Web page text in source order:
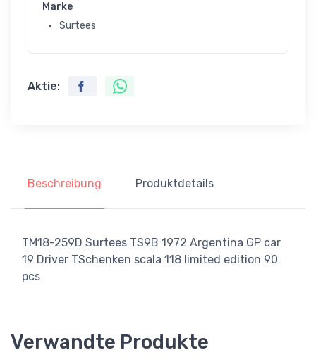
Marke
Surtees
Aktie:
Beschreibung Produktdetails
TM18-259D Surtees TS9B 1972 Argentina GP car
19 Driver TSchenken scala 118 limited edition 90
pcs
Verwandte Produkte